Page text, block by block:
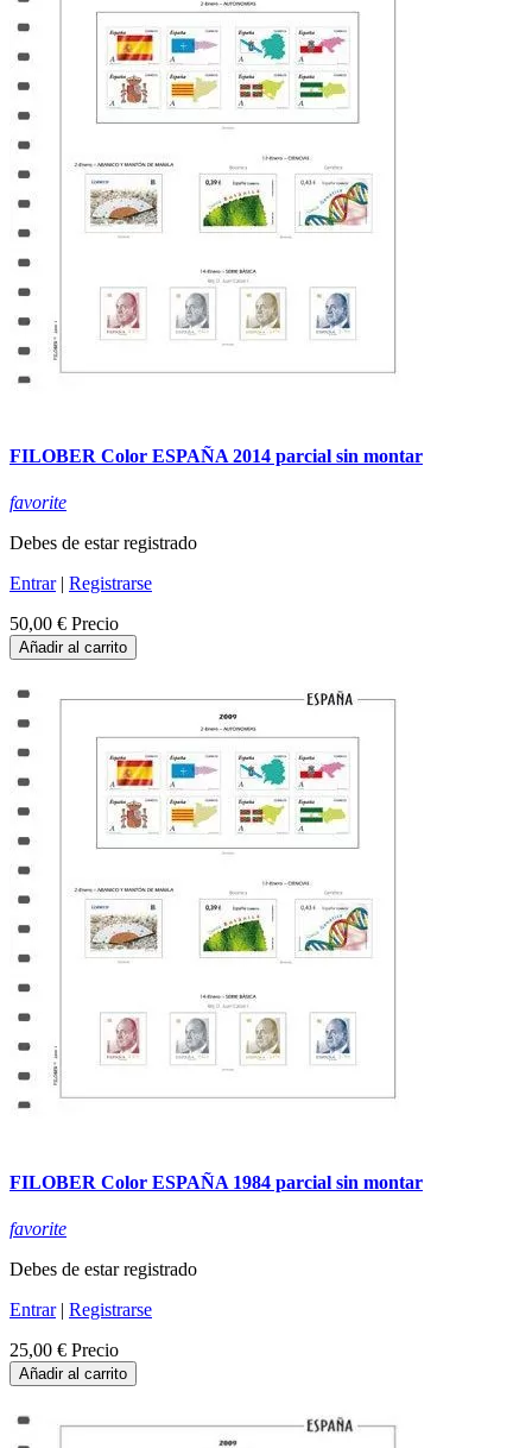
FILOBER Color ESPAÑA 2014 parcial sin montar
favorite
Debes de estar registrado
Entrar| Registrarse
50,00 € Precio
Añadir al carrito
FILOBER Color ESPAÑA 1984 parcial sin montar
favorite
Debes de estar registrado
Entrar| Registrarse
25,00 € Precio
Añadir al carrito